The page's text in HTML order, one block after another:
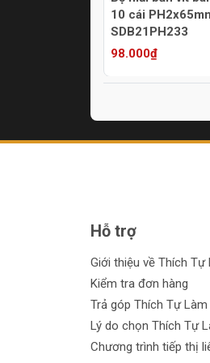
10 cái
SDB21PH233
98.000₫
Hỗ trợ
Giới thiệu về Thích Tự
Kiểm tra đơn hàng
Trả góp Thích Tự Làm
Lý do chọn Thích Tự
Chương trình tiếp thị